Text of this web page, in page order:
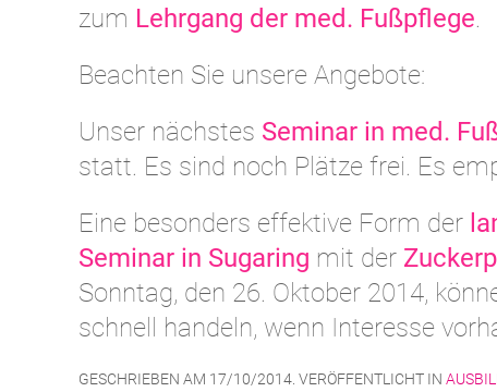
zum Lehrgang der med. Fußpflege.
Beachten Sie unsere Angebote:
Unser nächstes Seminar in med.
statt. Es sind noch Plätze frei. Es
Eine besonders effektive Form der
Seminar in Sugaring mit der
Sonntag, den 26. Oktober 2014,
schnell handeln, wenn Interesse
GESCHRIEBEN AM 17/10/2014 . VERÖFFENTLICHT IN